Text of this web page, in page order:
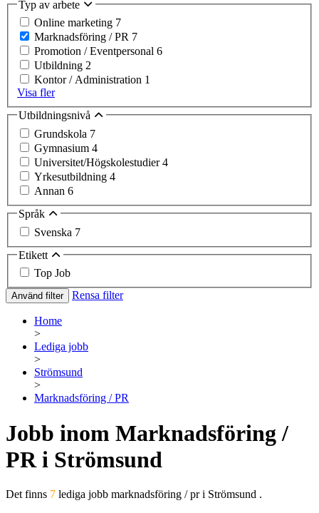
Typ av arbete
Online marketing 7
Marknadsföring / PR 7
Promotion / Eventpersonal 6
Utbildning 2
Kontor / Administration 1
Visa fler
Utbildningsnivå
Grundskola 7
Gymnasium 4
Universitet/Högskolestudier4
Yrkesutbildning 4
Annan 6
Språk
Svenska 7
Etikett
Top Job
Använd filter Rensa filter
Home
>
Lediga jobb
>
Strömsund
>
Marknadsföring / PR
Jobb inom Marknadsföring /
PR i Strömsund
Det finns 7 lediga jobb marknadsföring / pr i Strömsund .